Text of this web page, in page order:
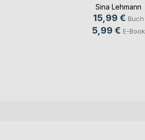
Sina Lehmann
15,99 € Buch
5,99 € E-Book